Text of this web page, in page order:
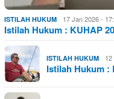
ISTILAH HUKUM 17 Jan 2026 -
Istilah Hukum : KUHAP
ISTILAH HUKUM
Istilah Hukum